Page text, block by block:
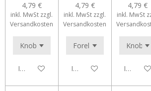
4,79 €
inkl. MwSt zzgl.
Versandkosten
In den Warenkorb
4,79 €
inkl. MwSt zzgl.
Versandkosten
In den Warenkorb
4,79 €
inkl. MwSt
In den